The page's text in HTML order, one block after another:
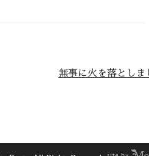
無事に火を落としま